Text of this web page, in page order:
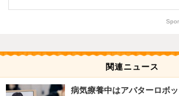
関連ニュース
病気療養中はアバターロボ